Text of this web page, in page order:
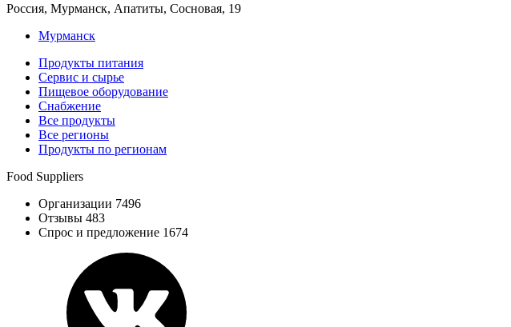
Россия, Мурманск, Апатиты, Сосновая, 19
Мурманск
Продукты питания
Сервис и сырье
Пищевое оборудование
Снабжение
Все продукты
Все регионы
Продукты по регионам
Food Suppliers
Организации 7496
Отзывы 483
Спрос и предложение 1674